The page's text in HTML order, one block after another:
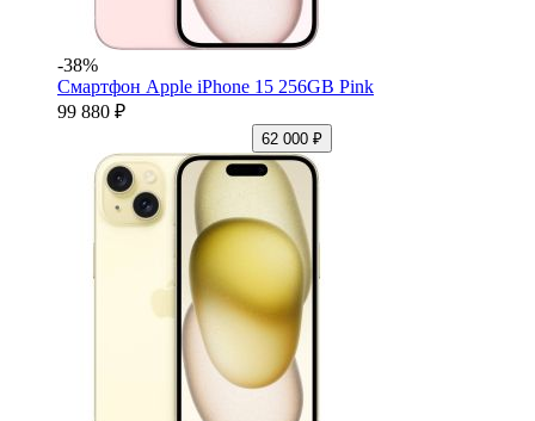
-38%
Смартфон Apple iPhone 15 256GB Pink
99 880 ₽
62 000 ₽